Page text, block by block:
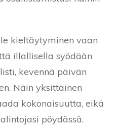
kieltäytyminen vaan
illallisella syödään
kevennä päivän
Näin yksittäinen
kokonaisuutta, eikä
pöydässä.